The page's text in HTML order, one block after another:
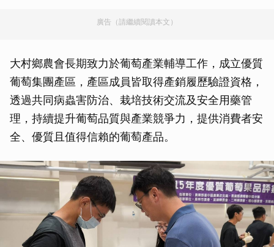
廣告（請繼續閱讀本文）
大村鄉農會長期致力於葡萄產業輔導工作，成立優質
葡萄集團產區，產區成員皆取得產銷履歷驗證資格，
透過共同病蟲害防治、栽培技術交流及安全用藥管
理，持續提升葡萄品質與產業競爭力，提供消費者安
全、優質且值得信賴的葡萄產品。